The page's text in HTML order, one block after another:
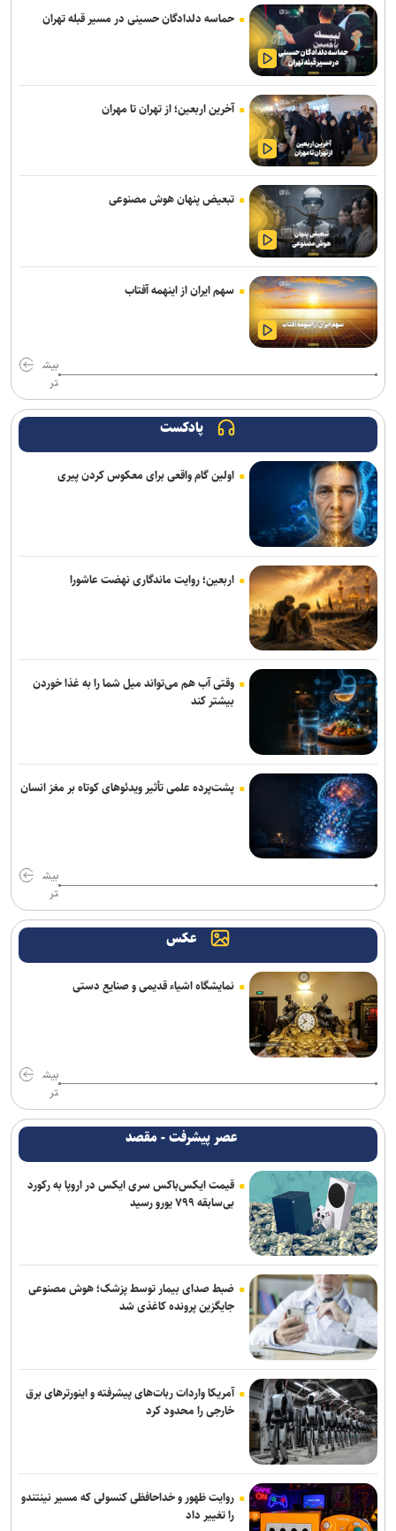
حماسه دلدادگان حسینی در مسیر قبله تهران
آخرین اربعین؛ از تهران تا مهران
تبعیض پنهان هوش مصنوعی
سهم ایران از اینهمه آفتاب
بیش
تر
پادکست
اولین گام واقعی برای معکوس کردن پیری
اربعین؛ روایت ماندگاری نهضت عاشورا
وقتی آب هم می‌تواند میل شما را به غذا خوردن
بیشتر کند
پشت‌پرده علمی تأثیر ویدئو‌های کوتاه بر مغز انسان
بیش
تر
عکس
نمایشگاه اشیاء قدیمی و صنایع دستی
بیش
تر
عصر پیشرفت - مقصد
قیمت ایکس‌باکس سری ایکس در اروپا به رکورد
بی‌سابقه ۷۹۹ یورو رسید
ضبط صدای بیمار توسط پزشک؛ هوش مصنوعی
جایگزین پرونده کاغذی شد
آمریکا واردات ربات‌های پیشرفته و اینورترهای برق
خارجی را محدود کرد
روایت ظهور و خداحافظی کنسولی که مسیر نینتندو
را تغییر داد